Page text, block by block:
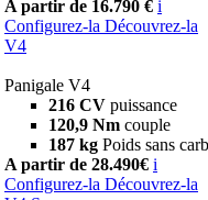
A partir de 16.790 € i
Configurez-la Découvrez-la
V4
Panigale V4
216 CV puissance
120,9 Nm couple
187 kg Poids sans
A partir de 28.490€ i
Configurez-la Découvrez-la